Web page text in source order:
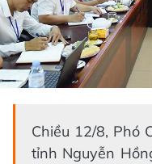
Chiều 12/8, Phó
tỉnh Nguyễn